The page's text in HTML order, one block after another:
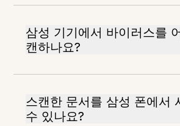
삼성 기기에서 바이러스를
캔하나요?
스캔한 문서를 삼성 폰에서
수 있나요?